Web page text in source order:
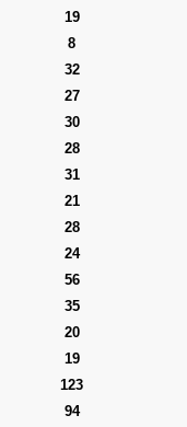
19
8
32
27
30
28
31
21
28
24
56
35
20
19
123
94